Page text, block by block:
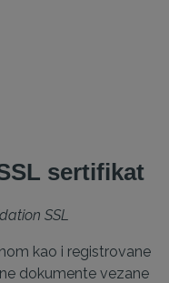
sertifikat
SSL
kao i registrovane
dokumente vezane